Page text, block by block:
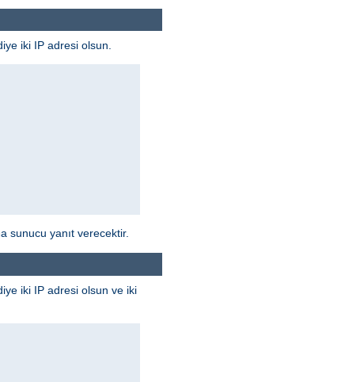
iki IP adresi olsun.
sunucu yanıt verecektir.
iki IP adresi olsun ve iki